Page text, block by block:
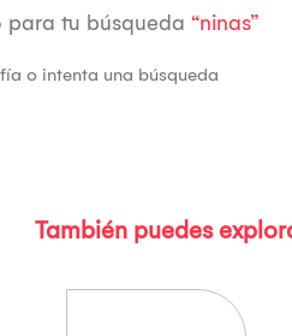
para tu búsqueda “ninas”
o intenta una búsqueda
También puedes